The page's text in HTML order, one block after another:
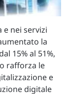
e nei servizi
la
15% al 51%,
rafforza le
e
digitale